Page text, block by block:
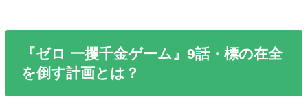
『ゼロ 一攫千金ゲーム』9話・標の在全
を倒す計画とは？